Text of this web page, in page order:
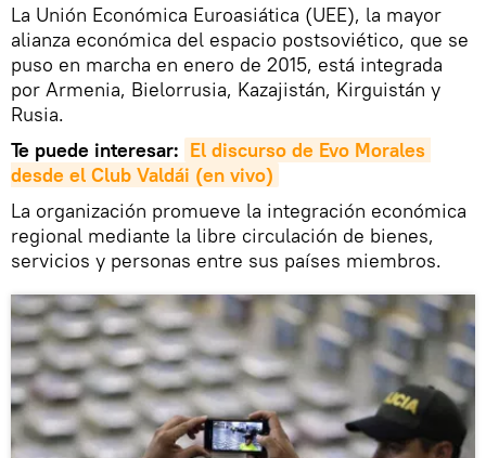
La Unión Económica Euroasiática (UEE), la mayor
alianza económica del espacio postsoviético, que se
puso en marcha en enero de 2015, está integrada
por Armenia, Bielorrusia, Kazajistán, Kirguistán y
Rusia.
Te puede interesar: El discurso de Evo Morales
desde el Club Valdái (en vivo)
La organización promueve la integración económica
regional mediante la libre circulación de bienes,
servicios y personas entre sus países miembros.